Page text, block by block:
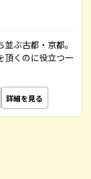
ぶ古都・京都。
頂くのに役立つ一
詳細を見る